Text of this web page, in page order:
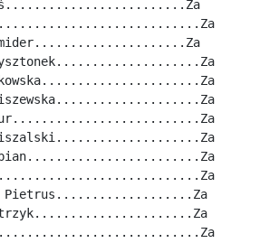
Miszalski....................Za
Pietrus...................Za